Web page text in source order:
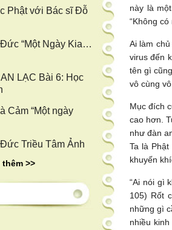
này là
“Không
Ai làm
virus đến
tên gì
vô cùng
Mục đích
cao hơn.
như đàn
Ta là
khuyến
“Ai nói gì
105) Rốt
những gì
nhiều
Phật với Bác sĩ Đỗ
“Một Ngày Kia…
LẠC Bài 6: Học
Cảm “Một ngày
Triều Tâm Ảnh
thêm >>